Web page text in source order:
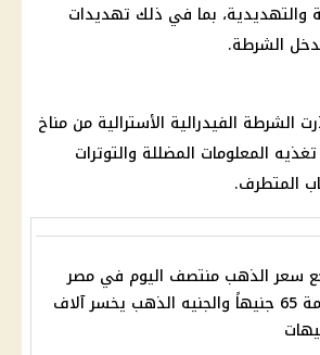
والتهديدية، بما في ذلك تهديدات
الشرطة.
الفيدرالية الأسترالية من مناخ
المعلومات المضللة والتوترات
المتطرف.
سعر الذهب منتصف اليوم في مصر
بقيمة 65 جنيهاً والجنيه الذهب يخسر آلاف